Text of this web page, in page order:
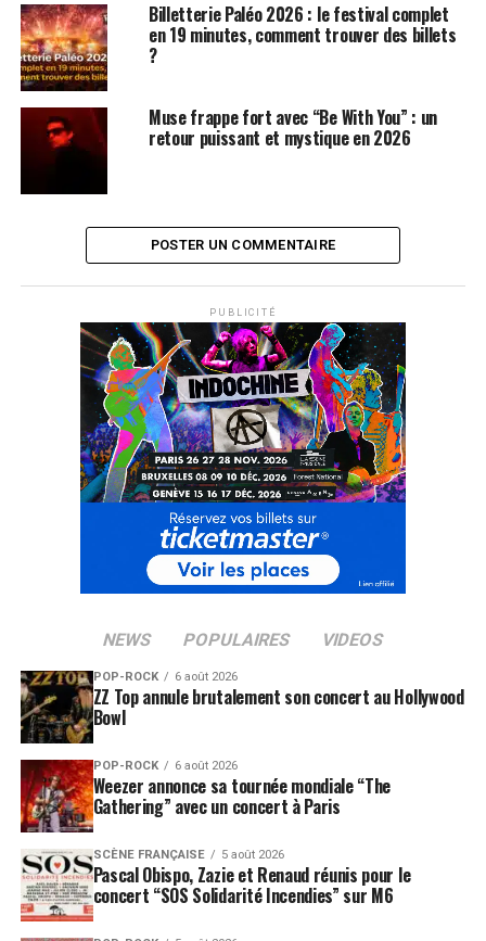
Billetterie Paléo 2026 : le festival complet
en 19 minutes, comment trouver des billets
?
Muse frappe fort avec “Be With You” : un
retour puissant et mystique en 2026
POSTER UN COMMENTAIRE
PUBLICITÉ
NEWS POPULAIRES VIDEOS
POP-ROCK 6 août 2026
ZZ Top annule brutalement son concert au Hollywood
Bowl
POP-ROCK 6 août 2026
Weezer annonce sa tournée mondiale “The
Gathering” avec un concert à Paris
SCÈNE FRANÇAISE 5 août 2026
Pascal Obispo, Zazie et Renaud réunis pour le
concert “SOS Solidarité Incendies” sur M6